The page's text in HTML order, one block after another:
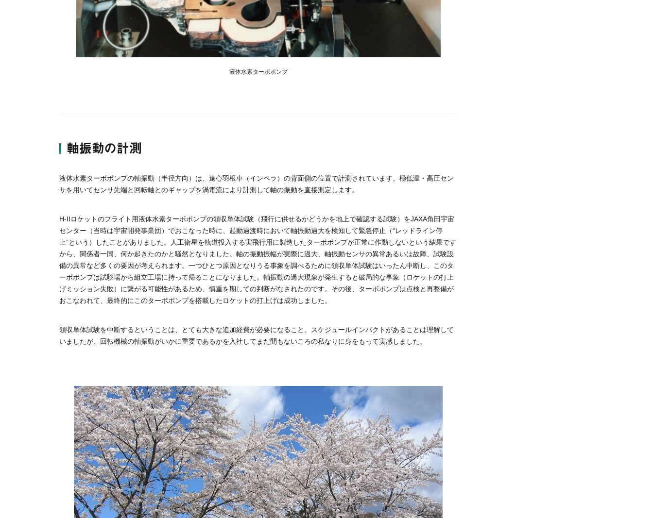
液体水素ターボポンプ
軸振動の計測
液体水素ターボポンプの軸振動（半径方向）は、遠心羽根車（インペラ）の背面側の位置で計測されています。極低温・高圧セン
サを用いてセンサ先端と回転軸とのギャップを渦電流により計測して軸の振動を直接測定します。
H-IIロケットのフライト用液体水素ターボポンプの領収単体試験（飛行に供せるかどうかを地上で確認する試験）をJAXA角田宇宙
センター（当時は宇宙開発事業団）でおこなった時に、起動過渡時において軸振動過大を検知して緊急停止（“レッドライン停
止”という）したことがありました。人工衛星を軌道投入する実飛行用に製造したターボポンプが正常に作動しないという結果です
から、関係者一同、何か起きたのかと騒然となりました。軸の振動振幅が実際に過大、軸振動センサの異常あるいは故障、試験設
備の異常など多くの要因が考えられます。一つひとつ原因となりうる事象を調べるために領収単体試験はいったん中断し、このタ
ーボポンプは試験場から組立工場に持って帰ることになりました。軸振動の過大現象が発生すると破局的な事象（ロケットの打上
げミッション失敗）に繋がる可能性があるため、慎重を期しての判断がなされたのです。その後、ターボポンプは点検と再整備が
おこなわれて、最終的にこのターボポンプを搭載したロケットの打上げは成功しました。
領収単体試験を中断するということは、とても大きな追加経費が必要になること、スケジュールインパクトがあることは理解して
いましたが、回転機械の軸振動がいかに重要であるかを入社してまだ間もないころの私なりに身をもって実感しました。